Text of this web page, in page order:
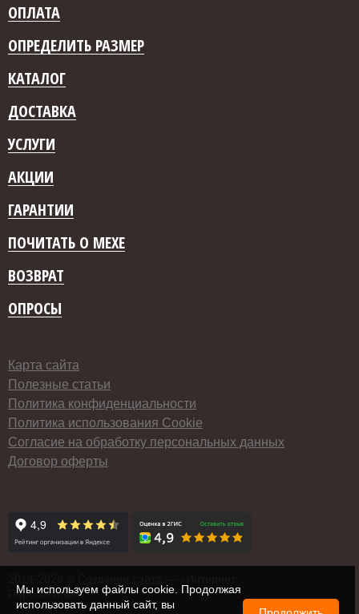
ОПЛАТА
ОПРЕДЕЛИТЬ РАЗМЕР
КАТАЛОГ
ДОСТАВКА
УСЛУГИ
АКЦИИ
ГАРАНТИИ
ПОЧИТАТЬ О МЕХЕ
ВОЗВРАТ
ОПРОСЫ
Карта сайта
Полезные статьи
Политика конфиденциальности
Политика использования Cookie
Согласие на обработку персональных данных
Договор оферты
Перспектива»
Мы используем файлы cookie. Продолжая
использовать данный сайт, вы